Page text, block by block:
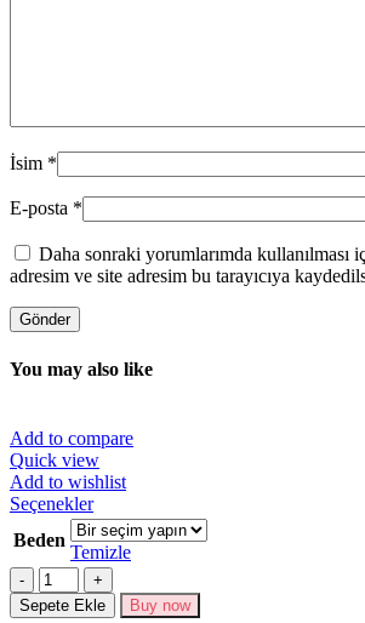
İsim *
E-posta *
Daha sonraki yorumlarımda kullanılması
adresim ve site adresim bu tarayıcıya
You may also like
Add to compare
Quick view
Add to wishlist
SeçeneklerBu
ürünün
birden
fazla
varyasyonu
var.
Beden
Temizle
Miktar
Sepete Ekle Buy now